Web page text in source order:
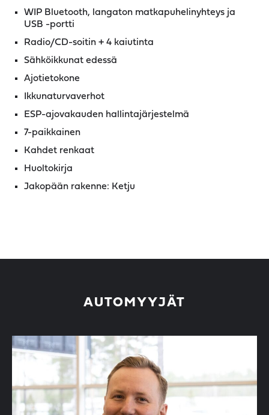
WIP Bluetooth, langaton matkapuhelinyhteys ja
USB -portti
Radio/CD-soitin + 4 kaiutinta
Sähköikkunat edessä
Ajotietokone
Ikkunaturvaverhot
ESP-ajovakauden hallintajärjestelmä
7-paikkainen
Kahdet renkaat
Huoltokirja
Jakopään rakenne: Ketju
AUTOMYYJÄT